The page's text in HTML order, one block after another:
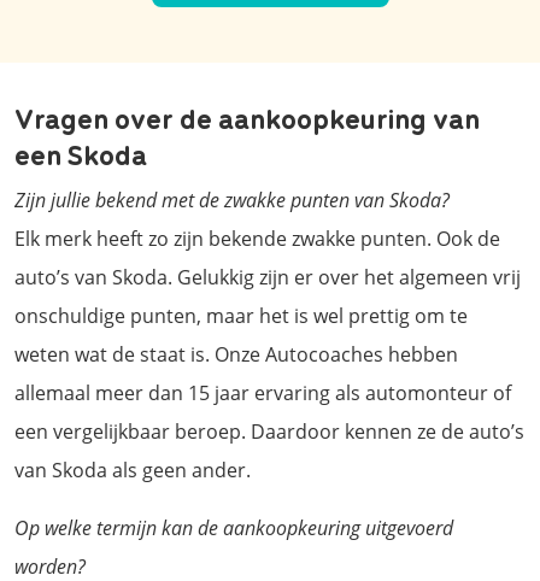
Vragen over de aankoopkeuring van
een Skoda
Zijn jullie bekend met de zwakke punten van Skoda?
Elk merk heeft zo zijn bekende zwakke punten. Ook de
auto’s van Skoda. Gelukkig zijn er over het algemeen vrij
onschuldige punten, maar het is wel prettig om te
weten wat de staat is. Onze Autocoaches hebben
allemaal meer dan 15 jaar ervaring als automonteur of
een vergelijkbaar beroep. Daardoor kennen ze de auto’s
van Skoda als geen ander.
Op welke termijn kan de aankoopkeuring uitgevoerd
worden?